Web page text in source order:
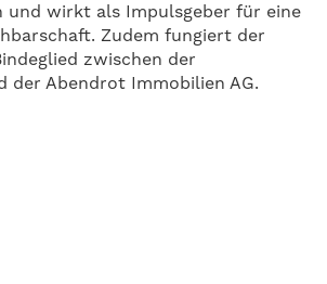
und wirkt als Impulsgeber für eine
Zudem fungiert der
zwischen der
der Abendrot Immobilien AG.